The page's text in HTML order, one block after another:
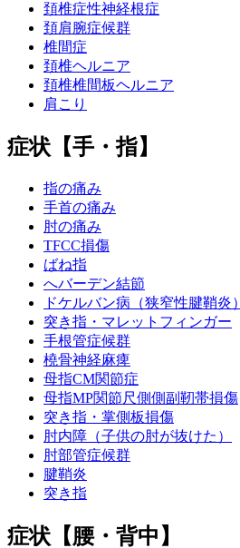
頚椎症性神経根症
頚肩腕症候群
椎間症
頚椎ヘルニア
頚椎椎間板ヘルニア
肩こり
症状【手・指】
指の痛み
手首の痛み
肘の痛み
TFCC損傷
ばね指
へバーデン結節
ドケルバン病（狭窄性腱鞘炎）
突き指・マレットフィンガー
手根管症候群
橈骨神経麻痺
母指CM関節症
母指MP関節尺側側副靭帯損傷
突き指・掌側板損傷
肘内障（子供の肘が抜けた）
肘部管症候群
腱鞘炎
突き指
症状【腰・背中】